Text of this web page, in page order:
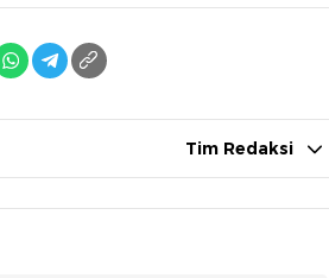
Tim Redaksi